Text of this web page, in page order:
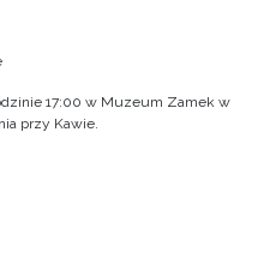
17:00 w Muzeum Zamek w
przy Kawie.